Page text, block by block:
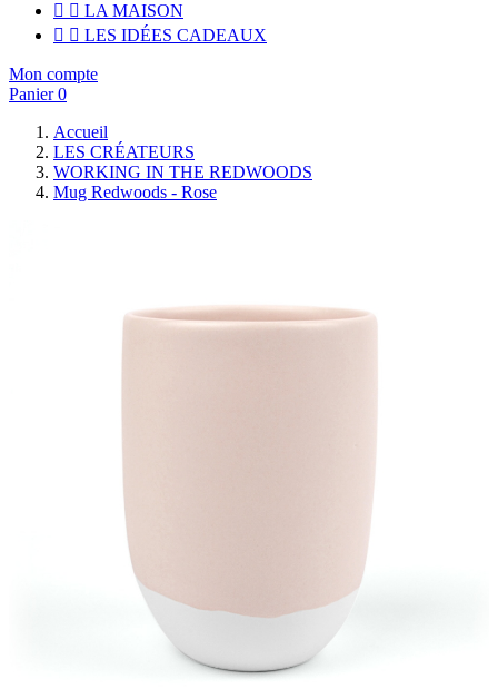
  LA MAISON
  LES IDÉES CADEAUX
Mon compte
Panier 0
Accueil
LES CRÉATEURS
WORKING IN THE REDWOODS
Mug Redwoods - Rose